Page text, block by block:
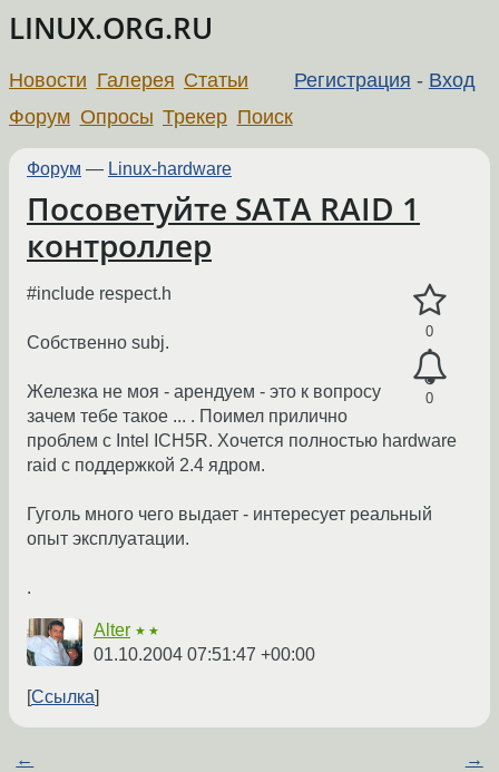
LINUX.ORG.RU
Регистрация - Вход
Новости Галерея Статьи
Форум Опросы Трекер Поиск
Форум — Linux-hardware
Посоветуйте SATA RAID 1
контроллер
0
0
#include respect.h
Собственно subj.
Железка не моя - арендуем - это к вопросу
зачем тебе такое ... . Поимел прилично
проблем с Intel ICH5R. Хочется полностью hardware
raid с поддержкой 2.4 ядром.
Гуголь много чего выдает - интересует реальный
опыт эксплуатации.
.
Alter ★★
01.10.2004 07:51:47 +00:00
Ссылка
← →